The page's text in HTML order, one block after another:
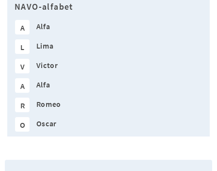
NAVO-alfabet
A Alfa
L Lima
V Victor
A Alfa
R Romeo
O Oscar